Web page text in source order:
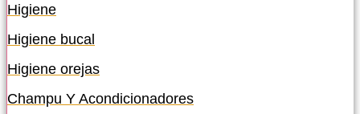
Higiene
Higiene bucal
Higiene orejas
Champu Y Acondicionadores